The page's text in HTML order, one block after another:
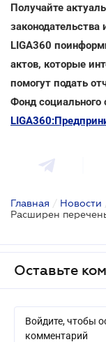
Получайте
LIGA360
актов, которые
помогут подать
Фонд социального
Главная / Новости
Оставьте
Войдите, чтобы
комментарий